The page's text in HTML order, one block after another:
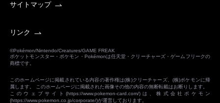
サイトマップ
リンク
©Pokémon/Nintendo/Creatures/GAME FREAK
ポケットモンスター・ポケモン・Pokémonは任天堂・クリーチャーズ・ゲームフリークの
商標です。
このホームページに掲載されている内容の著作権は(株)クリーチャーズ、(株)ポケモンに帰
属します。 このホームページに掲載された画像その他の内容の無断転載はお断りします。
このウェブサイト(https://www.pokemon-card.com/)は、株式会社ポケモン
(https://www.pokemon.co.jp/corporate/)が運営しております。